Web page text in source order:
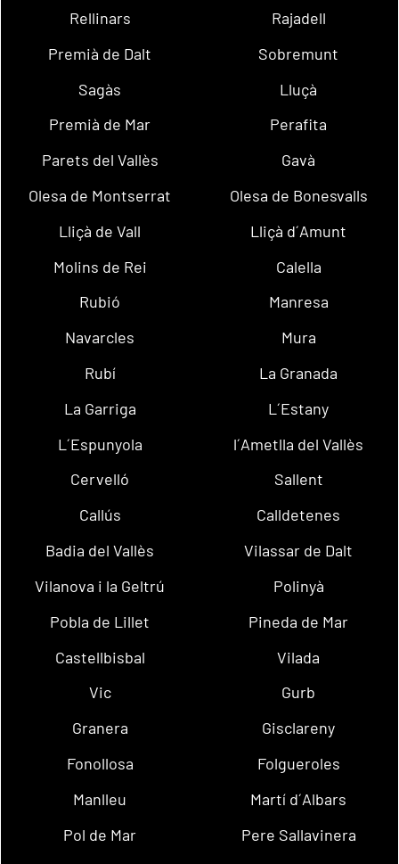
Rellinars
Rajadell
Premià de Dalt
Sobremunt
Sagàs
Lluçà
Premià de Mar
Perafita
Parets del Vallès
Gavà
Olesa de Montserrat
Olesa de Bonesvalls
Lliçà de Vall
Lliçà d´Amunt
Molins de Rei
Calella
Rubió
Manresa
Navarcles
Mura
Rubí
La Granada
La Garriga
L´Estany
L´Espunyola
l´Ametlla del Vallès
Cervelló
Sallent
Callús
Calldetenes
Badia del Vallès
Vilassar de Dalt
Vilanova i la Geltrú
Polinyà
Pobla de Lillet
Pineda de Mar
Castellbisbal
Vilada
Vic
Gurb
Granera
Gisclareny
Fonollosa
Folgueroles
Manlleu
Martí d´Albars
Pol de Mar
Pere Sallavinera